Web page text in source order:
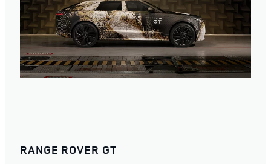
RANGE ROVER GT